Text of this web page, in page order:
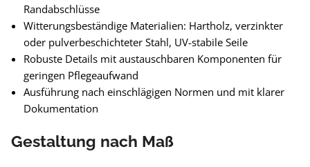
Randabschlüsse
Witterungsbeständige Materialien: Hartholz, verzinkter
oder pulverbeschichteter Stahl, UV-stabile Seile
Robuste Details mit austauschbaren Komponenten für
geringen Pflegeaufwand
Ausführung nach einschlägigen Normen und mit klarer
Dokumentation
Gestaltung nach Maß